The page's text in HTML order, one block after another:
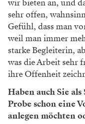
wir bieten an, und
sehr offen,
Gefühl, dass man
weil man immer
starke Begleiterin,
was die Arbeit sehr
ihre Offenheit
Haben auch Sie
Probe schon eine
anlegen möchten